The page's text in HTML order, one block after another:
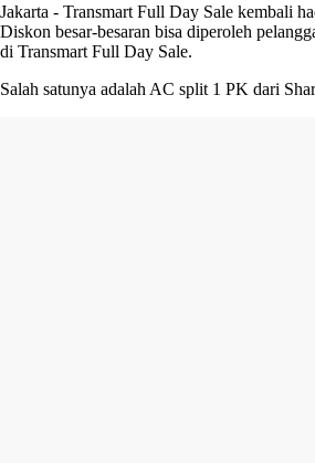
Jakarta - Transmart Full Day Sale kembali
Diskon besar-besaran bisa diperoleh
di Transmart Full Day Sale.
Salah satunya adalah AC split 1 PK dari